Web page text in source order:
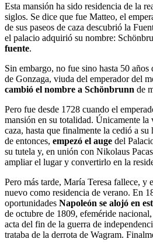
Esta mansión ha sido residencia de la
siglos. Se dice que fue Matteo, el
de sus paseos de caza descubrió la
el palacio adquirió su nombre:
fuente.
Sin embargo, no fue sino hasta 50 años
de Gonzaga, viuda del emperador del
cambió el nombre a Schönbrunn de
Pero fue desde 1728 cuando el
mansión en su totalidad. Únicamente la
caza, hasta que finalmente la cedió a su
de entonces, empezó el auge del
su tutela y, en unión con Nikolaus
ampliar el lugar y convertirlo en la
Pero más tarde, María Teresa fallece, y
nuevo como residencia de verano. En
oportunidades Napoleón se alojó en
de octubre de 1809, efeméride
acta del fin de la guerra de
trataba de la derrota de Wagram.